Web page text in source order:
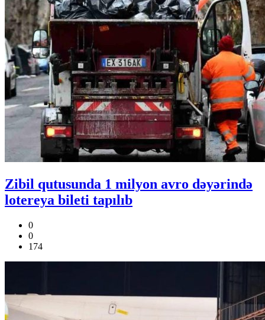
Zibil qutusunda 1 milyon avro dəyərində
lotereya bileti tapılıb
0
0
174